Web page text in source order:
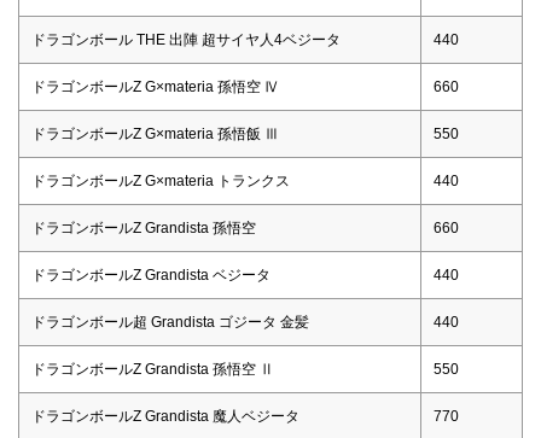
ドラゴンボール THE 出陣 超サイヤ人4ベジータ 440
ドラゴンボールZ G×materia 孫悟空 Ⅳ 660
ドラゴンボールZ G×materia 孫悟飯 Ⅲ 550
ドラゴンボールZ G×materia トランクス 440
ドラゴンボールZ Grandista 孫悟空 660
ドラゴンボールZ Grandista ベジータ 440
ドラゴンボール超 Grandista ゴジータ 金髪 440
ドラゴンボールZ Grandista 孫悟空 Ⅱ 550
ドラゴンボールZ Grandista 魔人ベジータ 770